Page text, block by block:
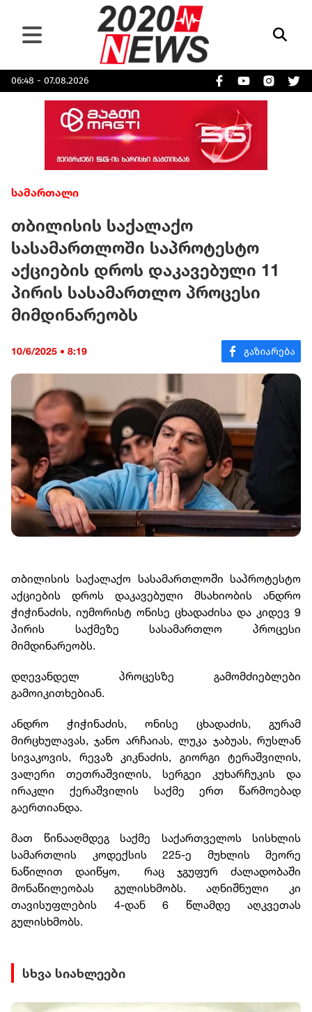
06:48 - 07.08.2026
სამართალი
თბილისის საქალაქო
სასამართლოში საპროტესტო
აქციების დროს დაკავებული 11
პირის სასამართლო პროცესი
მიმდინარეობს
10/6/2025 • 8:19
თბილისის საქალაქო სასამართლოში საპროტესტო
აქციების დროს დაკავებული მსახიობის ანდრო
ჭიჭინაძის, იუმორისტ ონისე ცხადაძისა და კიდევ 9
პირის საქმეზე სასამართლო პროცესი
მიმდინარეობს.
დღევანდელ პროცესზე გამომძიებლები
გამოიკითხებიან.
ანდრო ჭიჭინაძის, ონისე ცხადაძის, გურამ
მირცხულავას, ჯანო არჩაიას, ლუკა ჯაბუას, რუსლან
სივაკოვის, რევაზ კიკნაძის, გიორგი ტერაშვილის,
ვალერი თეთრაშვილის, სერგეი კუხარჩუკის და
ირაკლი ქერაშვილის საქმე ერთ წარმოებად
გაერთიანდა.
მათ წინააღმდეგ საქმე საქართველოს სისხლის
სამართლის კოდექსის 225-ე მუხლის მეორე
ნაწილით დაიწყო, რაც ჯგუფურ ძალადობაში
მონაწილეობას გულისხმობს. აღნიშნული კი
თავისუფლების 4-დან 6 წლამდე აღკვეთას
გულისხმობს.
სხვა სიახლეები